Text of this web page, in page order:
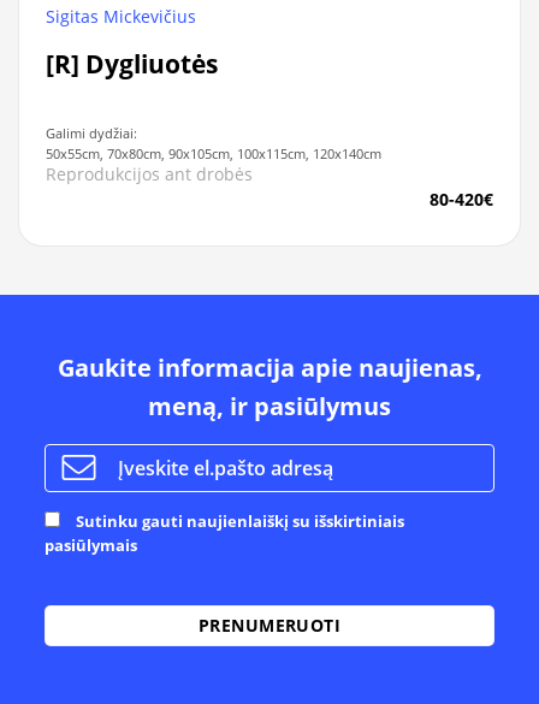
Sigitas Mickevičius
[R] Dygliuotės
Galimi dydžiai:
50x55cm, 70x80cm, 90x105cm, 100x115cm, 120x140cm
Reprodukcijos ant drobės
80-420€
Gaukite informacija apie naujienas,
meną, ir pasiūlymus
Sutinku gauti naujienlaiškį su išskirtiniais
pasiūlymais